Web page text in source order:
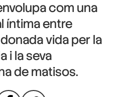
com una
íntima entre
vida per la
i la seva
de matisos.